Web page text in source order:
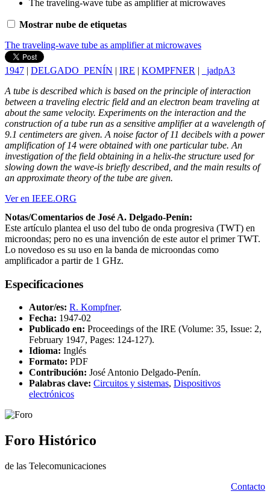
The traveling-wave tube as amplifier at microwaves
Mostrar nube de etiquetas
The traveling-wave tube as amplifier at microwaves
1947 | DELGADO_PENÍN | IRE | KOMPFNER |
_jadpA3
A tube is described which is based on the principle of interaction
between a traveling electric field and an electron beam traveling at
about the same velocity. Experiments on the interaction and the
construction of a tube run as a sensitive amplifier at a wavelength of
9.1 centimeters are given. A noise factor of 11 decibels with a power
amplification of 14 were obtained with one particular tube. An
investigation of the field obtaining in a helix-the structure used for
slowing down the wave-is briefly described, and the main results of
an approximate theory of the tube are given.
Ver en IEEE.ORG
Notas/Comentarios de José A. Delgado-Penín:
Este artículo plantea el uso del tubo de onda progresiva (TWT) en
microondas; pero no es una invención de este autor el primer TWT.
Lo novedoso es su uso en la banda de microondas como
amplificador a partir de 1 GHz.
Especificaciones
Autor/es: R. Kompfner.
Fecha: 1947-02
Publicado en: Proceedings of the IRE (Volume: 35, Issue: 2,
February 1947, Pages: 124-127).
Idioma: Inglés
Formato: PDF
Contribución: José Antonio Delgado-Penín.
Palabras clave: Circuitos y sistemas, Dispositivos
electrónicos
Foro Histórico
de las Telecomunicaciones
Contacto